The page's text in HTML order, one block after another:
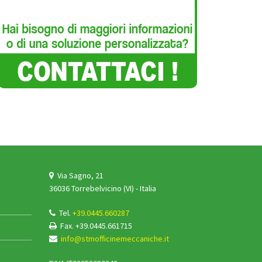
Via Sagno, 21
36036 Torrebelvicino (VI) - Italia
Tel. +39.0445.660287
Fax. +39.0445.661715
info@stmofficinemeccaniche.it